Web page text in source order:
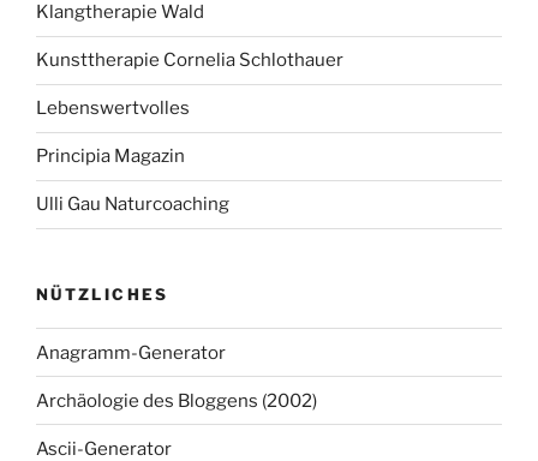
Klangtherapie Wald
Kunsttherapie Cornelia Schlothauer
Lebenswertvolles
Principia Magazin
Ulli Gau Naturcoaching
NÜTZLICHES
Anagramm-Generator
Archäologie des Bloggens (2002)
Ascii-Generator